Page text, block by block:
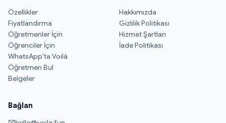
Özellikler
Fiyatlandırma
Öğretmenler İçin
Öğrenciler İçin
WhatsApp'ta Voilà
Öğretmen Bul
Belgeler
Hakkımızda
Gizlilik Politikası
Hizmet Şartları
İade Politikası
Bağlan